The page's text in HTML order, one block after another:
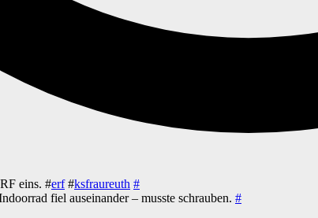
eins. #erf#ksfraureuth #
fiel auseinander – musste schrauben. #